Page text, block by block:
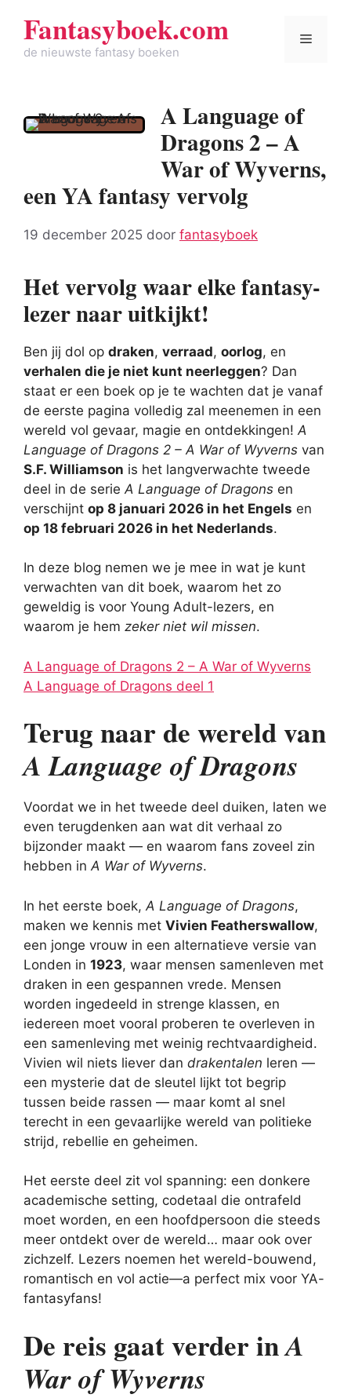
Fantasyboek.com
de nieuwste fantasy boeken
Menu
A Language of
Dragons 2 – A
War of Wyverns,
een YA fantasy vervolg
19 december 2025 door fantasyboek
Het vervolg waar elke fantasy-
lezer naar uitkijkt!
Ben jij dol op draken, verraad, oorlog, en
verhalen die je niet kunt neerleggen? Dan
staat er een boek op je te wachten dat je vanaf
de eerste pagina volledig zal meenemen in een
wereld vol gevaar, magie en ontdekkingen! A
Language of Dragons 2 – A War of Wyverns van
S.F. Williamson is het langverwachte tweede
deel in de serie A Language of Dragons en
verschijnt op 8 januari 2026 in het Engels en
op 18 februari 2026 in het Nederlands.
In deze blog nemen we je mee in wat je kunt
verwachten van dit boek, waarom het zo
geweldig is voor Young Adult-lezers, en
waarom je hem zeker niet wil missen.
A Language of Dragons 2 – A War of Wyverns
A Language of Dragons deel 1
Terug naar de wereld van
A Language of Dragons
Voordat we in het tweede deel duiken, laten we
even terugdenken aan wat dit verhaal zo
bijzonder maakt — en waarom fans zoveel zin
hebben inA War of Wyverns.
In het eerste boek, A Language of Dragons,
maken we kennis met Vivien Featherswallow,
een jonge vrouw in een alternatieve versie van
Londen in 1923, waar mensen samenleven met
draken in een gespannen vrede. Mensen
worden ingedeeld in strenge klassen, en
iedereen moet vooral proberen te overleven in
een samenleving met weinig rechtvaardigheid.
Vivien wil niets liever dan drakentalen leren —
een mysterie dat de sleutel lijkt tot begrip
tussen beide rassen — maar komt al snel
terecht in een gevaarlijke wereld van politieke
strijd, rebellie en geheimen.
Het eerste deel zit vol spanning: een donkere
academische setting, codetaal die ontrafeld
moet worden, en een hoofdpersoon die steeds
meer ontdekt over de wereld… maar ook over
zichzelf. Lezers noemen het wereld-bouwend,
romantisch en vol actie—a perfect mix voor YA-
fantasyfans!
De reis gaat verder inA
War of Wyverns